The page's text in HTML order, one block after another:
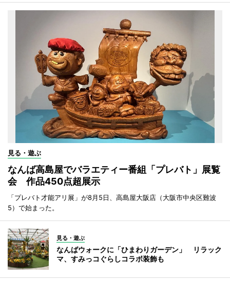
見る・遊ぶ
なんば高島屋でバラエティー番組「プレバト」展覧
会 作品450点超展示
「プレバト才能アリ展」が8月5日、高島屋大阪店（大阪市中央区難波
5）で始まった。
見る・遊ぶ
なんばウォークに「ひまわりガーデン」 リラック
マ、すみっコぐらしコラボ装飾も